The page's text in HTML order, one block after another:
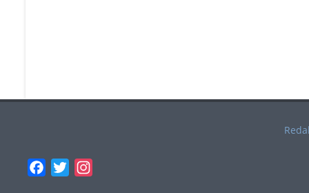
Facebook
Twitter